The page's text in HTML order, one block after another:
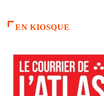
EN KIOSQUE